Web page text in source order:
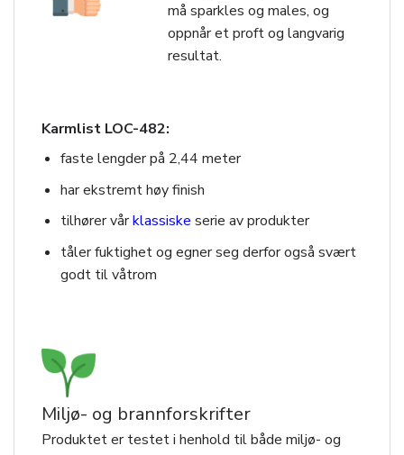
må sparkles og males, og
oppnår et proft og langvarig
resultat.
Karmlist LOC-482:
faste lengder på 2,44 meter
har ekstremt høy finish
tilhører vårklassiske serie av produkter
tåler fuktighet og egner seg derfor også svært
godt til våtrom
Miljø- og brannforskrifter
Produktet er testet i henhold til både miljø- og